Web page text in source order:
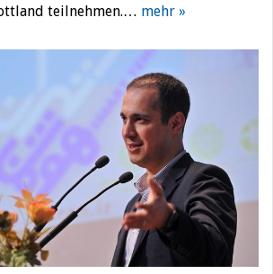
teilnehmen.… mehr »